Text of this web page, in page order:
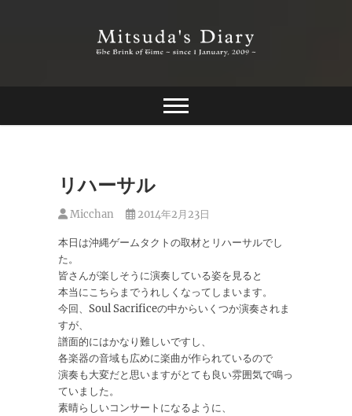
Mitsuda's Diary
リハーサル
Micchan 2014年2月23日
本日は沖縄ゲームタクトの取材とリハーサルでし
た。
皆さんが楽しそうに演奏している姿を見ると
本当にこちらまでうれしくなってしまいます。
今回、Soul Sacrificeの中からいくつか演奏されま
すが、
譜面的にはかなり難しいですし、
各楽器の音域も広めに楽曲が作られているので
演奏も大変だと思いますがとても良い雰囲気で鳴っ
ていました。
素晴らしいコンサートになるように、